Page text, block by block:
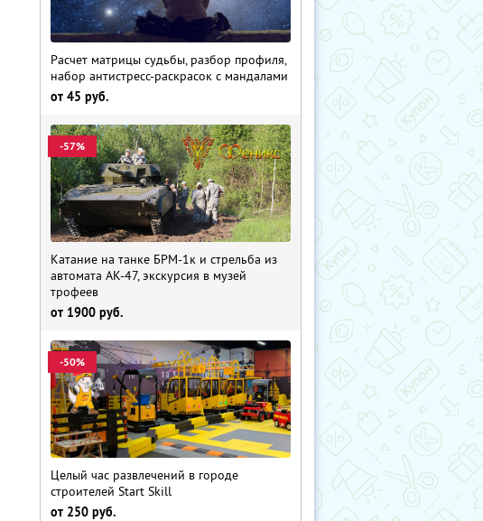
Расчет матрицы судьбы, разбор профиля,
набор антистресс-раскрасок с мандалами
от 45 руб.
-57%
Катание на танке БРМ-1к и стрельба из
автомата АК-47, экскурсия в музей
трофеев
от 1900 руб.
-50%
Целый час развлечений в городе
строителей Start Skill
от 250 руб.